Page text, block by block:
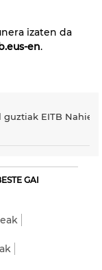
izaten da
en.
guztiak EITB
GAI